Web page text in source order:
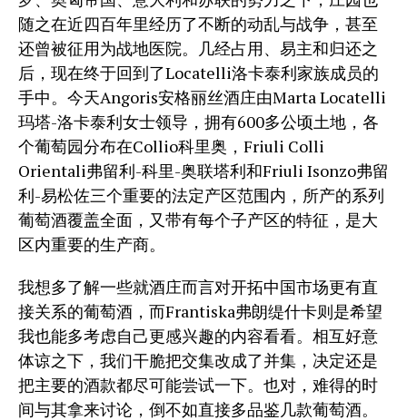
随之在近四百年里经历了不断的动乱与战争，甚至
还曾被征用为战地医院。几经占用、易主和归还之
后，现在终于回到了Locatelli洛卡泰利家族成员的
手中。今天Angoris安格丽丝酒庄由Marta Locatelli
玛塔-洛卡泰利女士领导，拥有600多公顷土地，各
个葡萄园分布在Collio科里奥，Friuli Colli
Orientali弗留利-科里-奥联塔利和Friuli Isonzo弗留
利-易松佐三个重要的法定产区范围内，所产的系列
葡萄酒覆盖全面，又带有每个子产区的特征，是大
区内重要的生产商。
我想多了解一些就酒庄而言对开拓中国市场更有直
接关系的葡萄酒，而Frantiska弗朗缇什卡则是希望
我也能多考虑自己更感兴趣的内容看看。相互好意
体谅之下，我们干脆把交集改成了并集，决定还是
把主要的酒款都尽可能尝试一下。也对，难得的时
间与其拿来讨论，倒不如直接多品鉴几款葡萄酒。